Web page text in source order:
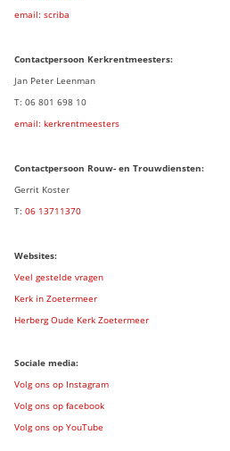
email: scriba
Contactpersoon Kerkrentmeesters:
Jan Peter Leenman
T: 06 801 698 10
email: kerkrentmeesters
Contactpersoon Rouw- en Trouwdiensten:
Gerrit Koster
T: 06 13711370
Websites:
Veel gestelde vragen
Kerk in Zoetermeer
Herberg Oude Kerk Zoetermeer
Sociale media:
Volg ons op Instagram
Volg ons op facebook
Volg ons op YouTube